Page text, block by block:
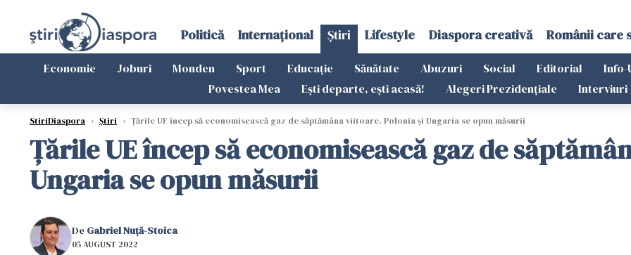
Politică Internațional Știri Lifestyle Diaspora creativă Românii care
Economie Joburi Monden Sport Educație Sănătate Abuzuri Social Editorial Info-
Povestea Mea
Ești departe, ești acasă! Alegeri Prezidențiale Interviuri
StiriDiaspora › Știri › Țările UE încep să economisească gaz de săptămâna viitoare. Polonia și Ungaria se opun măsurii
Țările UE încep să economisească gaz de
Ungaria se opun măsurii
De Gabriel Nuță-Stoica
05 AUGUST 2022